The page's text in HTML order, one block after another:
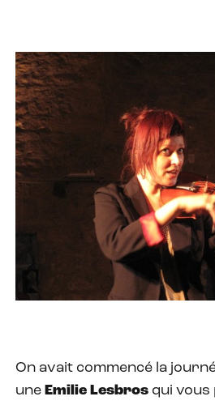
On avait commencé la
une Emilie Lesbros qui vous